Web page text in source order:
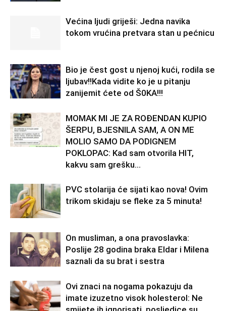
Većina ljudi griješi: Jedna navika
tokom vrućina pretvara stan u pećnicu
Bio je čest gost u njenoj kući, rodila se
ljubav!!Kada vidite ko je u pitanju
zanijemit ćete od Š0KA!!!
MOMAK MI JE ZA ROĐENDAN KUPIO
ŠERPU, BJESNILA SAM, A ON ME
MOLIO SAMO DA PODIGNEM
POKLOPAC: Kad sam otvorila HIT,
kakvu sam grešku...
PVC stolarija će sijati kao nova! Ovim
trikom skidaju se fleke za 5 minuta!
On musliman, a ona pravoslavka:
Poslije 28 godina braka Eldar i Milena
saznali da su brat i sestra
Ovi znaci na nogama pokazuju da
imate izuzetno visok holesterol: Ne